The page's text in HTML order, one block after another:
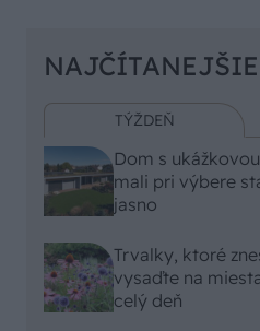
NAJČÍTANEJŠIE
TÝŽDEŇ
Dom s
mali pri výbere
jasno
Trvalky, ktoré
vysaďte na
celý deň